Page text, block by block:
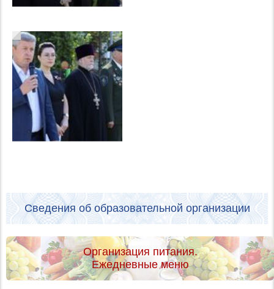
Сведения об образовательной организации
Организация питания.
Ежедневные меню